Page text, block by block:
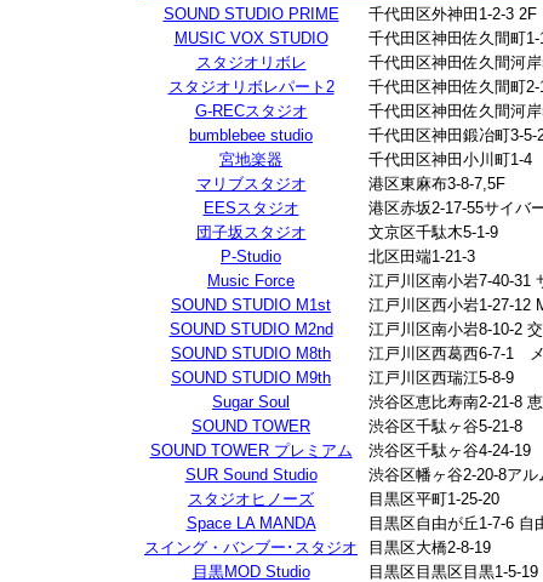
SOUND STUDIO PRIME
千代田区外神田1-2-3 2F
MUSIC VOX STUDIO
千代田区神田佐久間町1-
スタジオリボレ
千代田区神田佐久間河
スタジオリボレパート2
千代田区神田佐久間町
G-RECスタジオ
千代田区神田佐久間河
bumblebee studio
千代田区神田鍛冶町3-
宮地楽器
千代田区神田小川町1-4
マリブスタジオ
港区東麻布3-8-7,5F
EESスタジオ
港区赤坂2-17-55サイバ
団子坂スタジオ
文京区千駄木5-1-9
P-Studio
北区田端1-21-3
Music Force
江戸川区南小岩7-40-31
SOUND STUDIO M1st
江戸川区西小岩1-27-12
SOUND STUDIO M2nd
江戸川区南小岩8-10-2
SOUND STUDIO M8th
江戸川区西葛西6-7-1
SOUND STUDIO M9th
江戸川区西瑞江5-8-9
Sugar Soul
渋谷区恵比寿南2-21-8
SOUND TOWER
渋谷区千駄ヶ谷5-21-8
SOUND TOWER プレミアム
渋谷区千駄ヶ谷4-24-19
SUR Sound Studio
渋谷区幡ヶ谷2-20-8ア
スタジオヒノーズ
目黒区平町1-25-20
Space LA MANDA
目黒区自由が丘1-7-6 自
スイング・バンブー･スタジオ
目黒区大橋2-8-19
目黒MOD Studio
目黒区目黒区目黒1-5-